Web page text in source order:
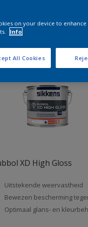
XD High Gloss
Uitstekende weervastheid
Bewezen bescherming
Optimaal glans- en
on your device to enhance
Info
All Cookies